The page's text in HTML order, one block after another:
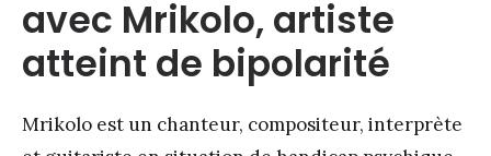
avec Mrikolo, artiste
atteint de bipolarité
Mrikolo est un chanteur, compositeur, interprète